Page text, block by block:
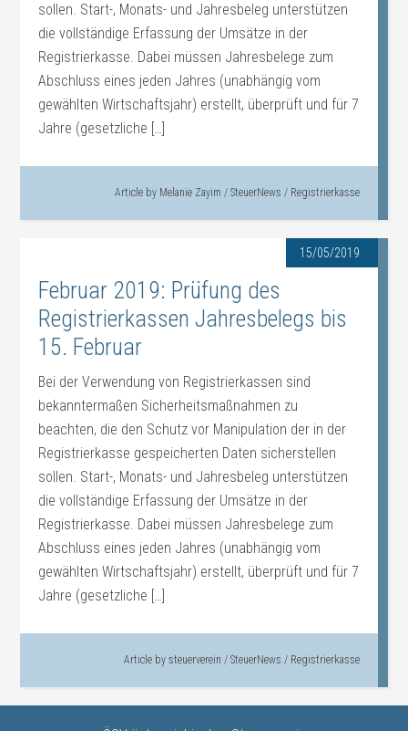
sollen. Start-, Monats- und Jahresbeleg unterstützen
die vollständige Erfassung der Umsätze in der
Registrierkasse. Dabei müssen Jahresbelege zum
Abschluss eines jeden Jahres (unabhängig vom
gewählten Wirtschaftsjahr) erstellt, überprüft und für 7
Jahre (gesetzliche […]
Article by Melanie Zayim / SteuerNews / Registrierkasse
15/05/2019
Februar 2019: Prüfung des
Registrierkassen Jahresbelegs bis
15. Februar
Bei der Verwendung von Registrierkassen sind
bekanntermaßen Sicherheitsmaßnahmen zu
beachten, die den Schutz vor Manipulation der in der
Registrierkasse gespeicherten Daten sicherstellen
sollen. Start-, Monats- und Jahresbeleg unterstützen
die vollständige Erfassung der Umsätze in der
Registrierkasse. Dabei müssen Jahresbelege zum
Abschluss eines jeden Jahres (unabhängig vom
gewählten Wirtschaftsjahr) erstellt, überprüft und für 7
Jahre (gesetzliche […]
Article by steuerverein / SteuerNews / Registrierkasse